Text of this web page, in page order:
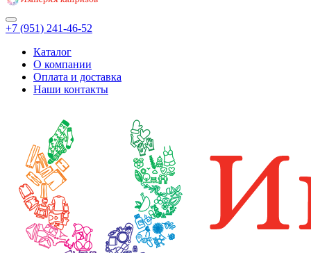
+7 (951) 241-46-52
Каталог
О компании
Оплата и доставка
Наши контакты